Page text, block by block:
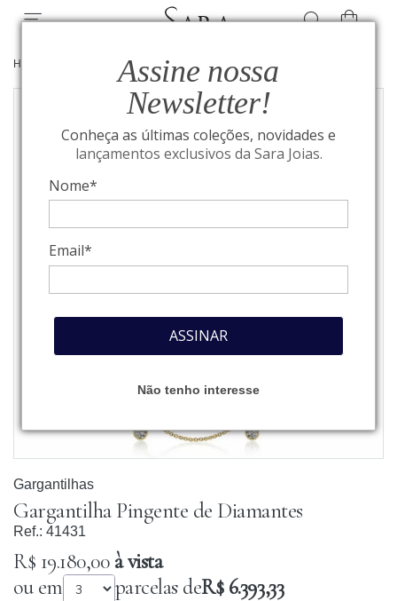
Assine nossa
Newsletter!
Conheça as últimas coleções, novidades e
lançamentos exclusivos da Sara Joias.
Nome*
Email*
ASSINAR
Não tenho interesse
HOME GARGANTILHAS
Gargantilhas
Gargantilha Pingente de Diamantes
Ref.: 41431
R$ 19.180,00à vista
ou em
parcelas deR$ 6.393,33